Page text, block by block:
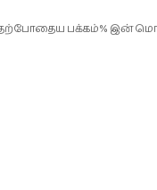
பக்கம்% இன்